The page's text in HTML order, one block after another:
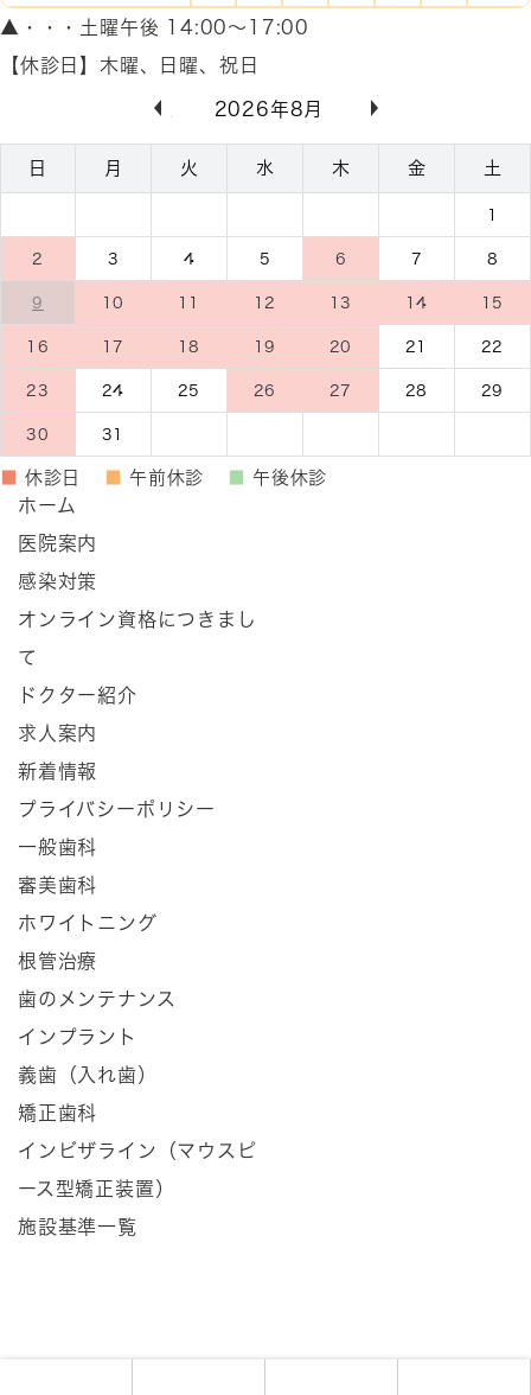
▲・・・土曜午後 14:00～17:00
【休診日】木曜、日曜、祝日
2026年8月
日 月 火 水 木 金 土
1
2 3 4 5 6 7 8
9 10 11 12 13 14 15
16 17 18 19 20 21 22
23 24 25 26 27 28 29
30 31
■ 休診日 ■ 午前休診 ■ 午後休診
ホーム
医院案内
感染対策
オンライン資格につきまし
て
ドクター紹介
求人案内
新着情報
プライバシーポリシー
一般歯科
審美歯科
ホワイトニング
根管治療
歯のメンテナンス
インプラント
義歯（入れ歯）
矯正歯科
インビザライン（マウスピ
ース型矯正装置）
施設基準一覧